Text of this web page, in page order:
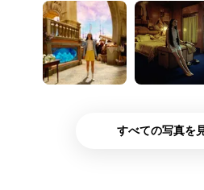
すべての写真を